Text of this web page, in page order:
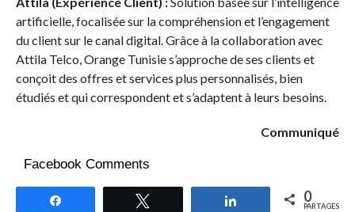
artificielle, focalisée sur la compréhension et l’engagement
du client sur le canal digital. Grâce à la collaboration avec
Attila Telco, Orange Tunisie s’approche de ses clients et
conçoit des offres et services plus personnalisés, bien
étudiés et qui correspondent et s’adaptent à leurs besoins.
Communiqué
Facebook Comments
Partagez 0
PARTAGES